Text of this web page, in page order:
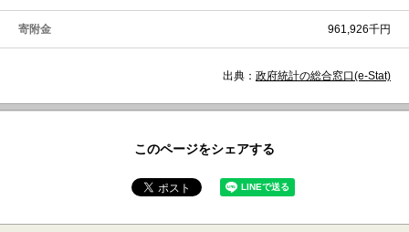
寄附金 961,926千円
出典： 政府統計の総合窓口(e-Stat)
このページをシェアする